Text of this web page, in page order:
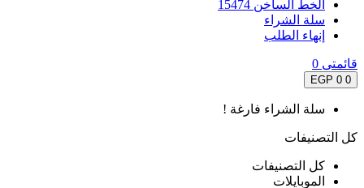
الخط الساخن 15474
سلة الشراء
إنهاء الطلب
قائمتى 0
0
0 EGP
سلة الشراء فارغة !
كل التصنيفات
كل التصنيفات
الموبايلات